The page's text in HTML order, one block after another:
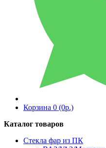
Корзина 0 (0р.)
Каталог товаров
Стекла фар из ПК